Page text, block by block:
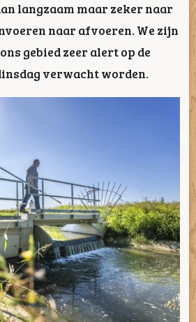
langzaam maar zeker naar
naar afvoeren. We zijn
gebied zeer alert op de
verwacht worden.